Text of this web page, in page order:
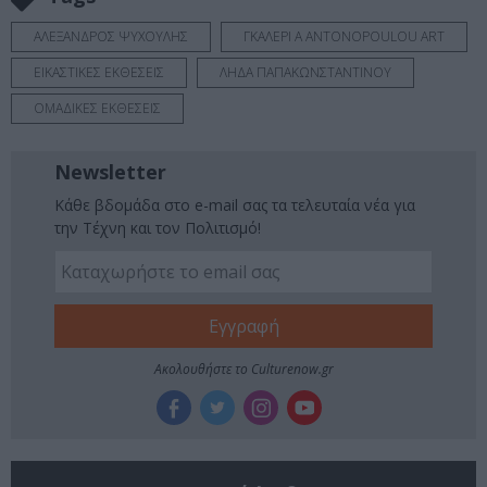
ΑΛΕΞΑΝΔΡΟΣ ΨΥΧΟΥΛΗΣ
ΓΚΑΛΕΡΙ A ANTONOPOULOU ART
ΕΙΚΑΣΤΙΚΕΣ ΕΚΘΕΣΕΙΣ
ΛΗΔΑ ΠΑΠΑΚΩΝΣΤΑΝΤΙΝΟΥ
ΟΜΑΔΙΚΕΣ ΕΚΘΕΣΕΙΣ
Newsletter
Κάθε βδομάδα στο e-mail σας τα τελευταία νέα για
την Τέχνη και τον Πολιτισμό!
Ακολουθήστε το Culturenow.gr